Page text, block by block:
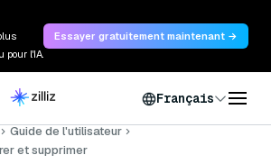
pour l'IA.
Essayer gratuitement maintenant →
Français
Guide de l'utilisateur
et supprimer